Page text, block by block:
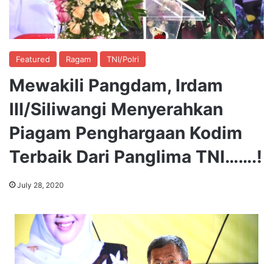
Featured Ragam TNI/Polri
Mewakili Pangdam, Irdam
III/Siliwangi Menyerahkan
Piagam Penghargaan Kodim
Terbaik Dari Panglima TNI…….!
July 28, 2020